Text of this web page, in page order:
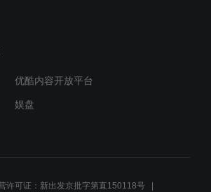
优酷内容开放平台
娱盘
许可证：新出发京批字第直150118号